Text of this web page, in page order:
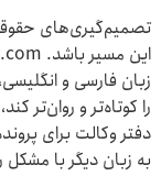
تصمیم‌گیری‌های
زبان فارسی و
را کوتاه‌تر و روان‌تر
دفتر وکالت برای
به زبان دیگر با